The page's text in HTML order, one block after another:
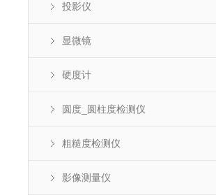
投影仪
显微镜
硬度计
圆度_圆柱度检测仪
粗糙度检测仪
影像测量仪